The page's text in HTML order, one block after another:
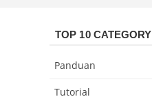
TOP 10 CATEGORY
Panduan
Tutorial